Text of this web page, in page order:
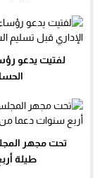
لفتيت يدعو
طيلة